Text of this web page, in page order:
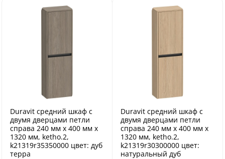
Duravit средний шкаф с
двумя дверцами петли
справа 240 мм х 400 мм х
1320 мм, ketho.2,
k21319r35350000 цвет: дуб
терра
Duravit средний шкаф с
двумя дверцами петли
справа 240 мм х 400 мм х
1320 мм, ketho.2,
k21319r30300000 цвет:
натуральный дуб